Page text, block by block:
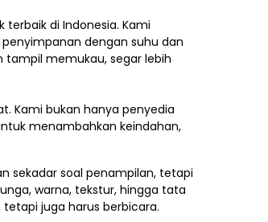
di Indonesia. Kami
dengan suhu dan
tampil memukau, segar lebih
Kami bukan hanya penyedia
menambahkan keindahan,
sekadar soal penampilan, tetapi
warna, tekstur, hingga tata
juga harus berbicara.